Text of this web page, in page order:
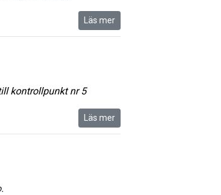
Läs mer
kontrollpunkt nr 5
Läs mer